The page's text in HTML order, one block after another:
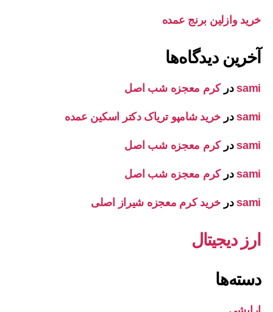
خرید وازلین برنج عمده
آخرین دیدگاه‌ها
samiدرکرم معجزه شب اصل
samiدر خرید شامپو تریاک دکتر اسکین عمده
samiدرکرم معجزه شب اصل
samiدرکرم معجزه شب اصل
samiدر خرید کرم معجزه شیراز اصلی
ارز دیجیتال
دسته‌ها